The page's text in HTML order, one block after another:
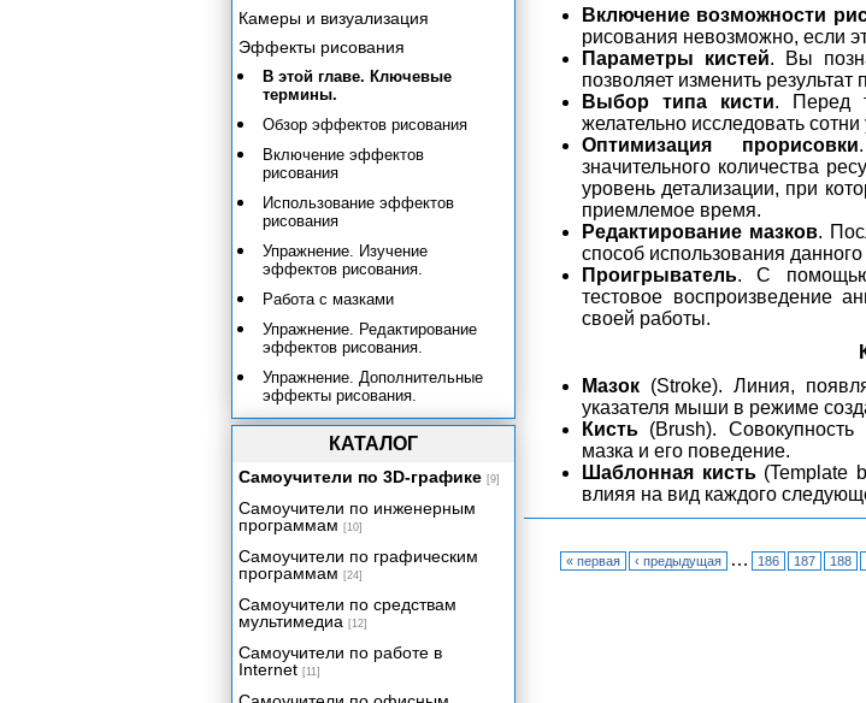
Включение возможности
рисования невозможно, если
Параметры кистей. Вы
позволяет изменить результат
Выбор типа кисти. Перед
желательно исследовать
Оптимизация прорисовки
значительного количества
уровень детализации, при
приемлемое время.
Редактирование мазков.
способ использования
Проигрыватель. С помощью
тестовое воспроизведение
своей работы.
Мазок (Stroke). Линия,
указателя мыши в режиме
Кисть (Brush).
мазка и его поведение.
Шаблонная кисть(Template
влияя на вид каждого
« первая ‹ предыдущая … 186 187 188
Камеры и визуализация
Эффекты рисования
В этой главе. Ключевые
термины.
Обзор эффектов рисования
Включение эффектов
рисования
Использование эффектов
рисования
Упражнение. Изучение
эффектов рисования.
Работа с мазками
Упражнение. Редактирование
эффектов рисования.
Упражнение. Дополнительные
эффекты рисования.
Упражнение. Туман и дымка.
Подведем итоги
Системы частиц и динамика
Эффективность и артистичность
Приложение А. Работа с Maya
для пользователей МАХ.
Приложение Б. Работа с Maya
для пользователей LightWave.
системы.
КАТАЛОГ
Самоучители по 3D-графике [9]
Самоучители по инженерным
программам [10]
Самоучители по графическим
программам [24]
Самоучители по средствам
мультимедиа [12]
Самоучители по работе в
Internet [11]